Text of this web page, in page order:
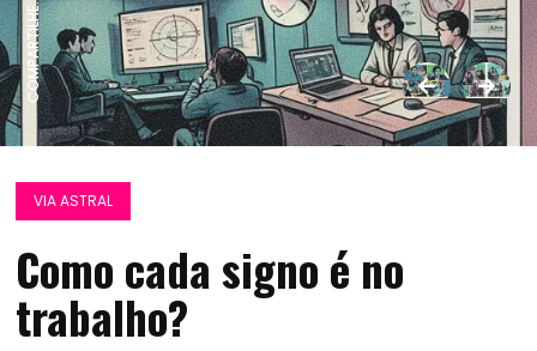
COMPARTILHE:
VIA ASTRAL
Como cada signo é no
trabalho?